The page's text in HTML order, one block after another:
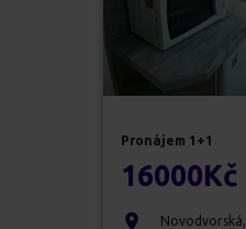
Pronájem 1+1
16000Kč
Novodvorská,